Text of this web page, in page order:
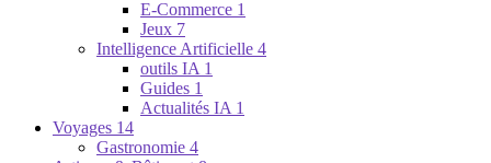
E-Commerce 1
Jeux 7
Intelligence Artificielle 4
outils IA 1
Guides 1
Actualités IA 1
Voyages 14
Gastronomie 4